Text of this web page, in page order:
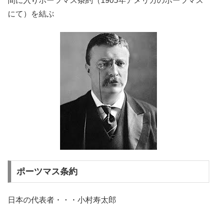
にて）を結ぶ
ポーツマス条約
日本の代表者・・・小村寿太郎